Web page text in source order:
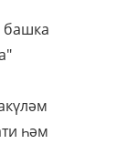
башка
һәм